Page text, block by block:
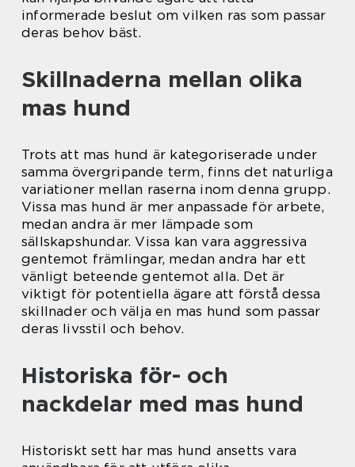
informerade beslut om vilken ras som passar
deras behov bäst.
Skillnaderna mellan olika
mas hund
Trots att mas hund är kategoriserade under
samma övergripande term, finns det naturliga
variationer mellan raserna inom denna grupp.
Vissa mas hund är mer anpassade för arbete,
medan andra är mer lämpade som
sällskapshundar. Vissa kan vara aggressiva
gentemot främlingar, medan andra har ett
vänligt beteende gentemot alla. Det är
viktigt för potentiella ägare att förstå dessa
skillnader och välja en mas hund som passar
deras livsstil och behov.
Historiska för- och
nackdelar med mas hund
Historiskt sett har mas hund ansetts vara